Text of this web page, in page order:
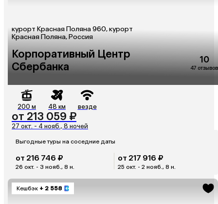
курорт Красная Поляна 960, курорт
Красная Поляна, Россия
Корпоративный Центр
Сбербанка
10
47 отзывов
200 м 48 км везде
от 213 059 ₽
27 окт. - 4 нояб., 8 ночей
Выгодные туры на соседние даты
от 216 746 ₽
26 окт. - 3 нояб., 8 н.
от 217 916 ₽
25 окт. - 2 нояб., 8 н.
Кешбэк + 2 558